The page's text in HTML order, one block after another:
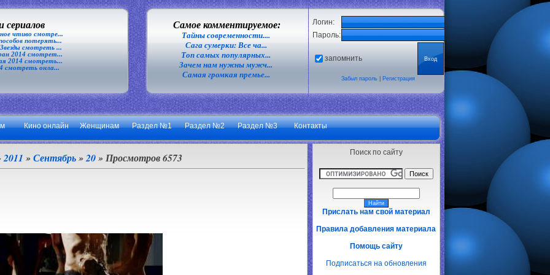
сериалов
чтиво смотре...
потерять...
смотреть ...
2014 смотрет...
2014 смотреть...
смотреть онла...
Самое комментируемое:
Тайны современности....
Сага сумерки: Все ча...
Топ самых популярных...
Зачем нам нужны мужч...
Самая громкая премье...
Логин:
Пароль:
запомнить
Забыл пароль| Регистрация
Кино онлайн Женщинам Раздел №1 Раздел №2 Раздел №3 Контакты
Поиск по сайту
Прислать нам свой материал
Правила добавления материала
Помощь сайту
Подписаться на обновления
2011 »Сентябрь»20» Просмотров 6573